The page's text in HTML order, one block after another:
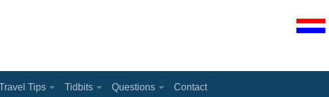
Tips Tidbits Questions Contact